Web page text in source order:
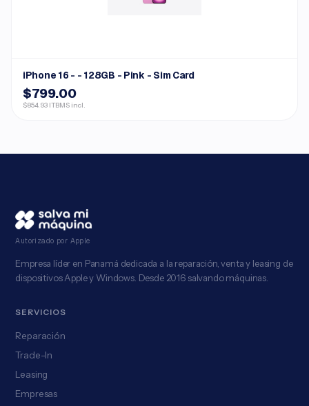
iPhone 16 - - 128GB - Pink - Sim Card
$799.00
$854.93 ITBMS incl.
Autorizado por Apple
Empresa líder en Panamá dedicada a la reparación, venta y leasing de
dispositivos Apple y Windows. Desde 2016 salvando máquinas.
SERVICIOS
Reparación
Trade-In
Leasing
Empresas